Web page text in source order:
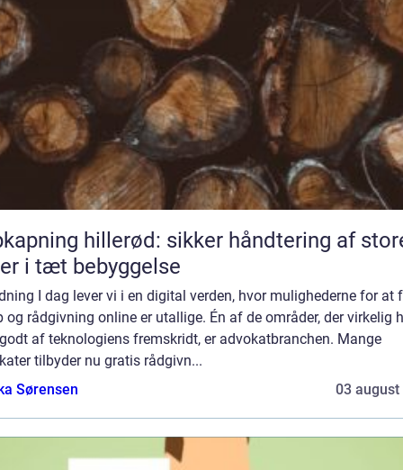
hillerød: sikker håndtering af
i tæt bebyggelse
I dag lever vi i en digital verden, hvor mulighederne for at
rådgivning online er utallige. Én af de områder, der virkelig
af teknologiens fremskridt, er advokatbranchen. Mange
tilbyder nu gratis rådgivn...
Sørensen
03 august